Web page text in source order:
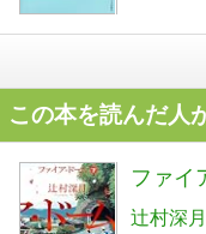
この本を読んだ人
ファイ
辻村深月